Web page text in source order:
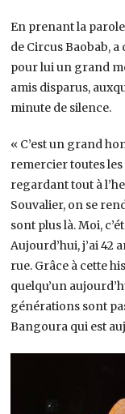
En prenant la
de Circus Baobab,
pour lui un grand
amis disparus,
minute de silence.
« C’est un grand
remercier toutes
regardant tout à
Souvalier, on se
sont plus là. Moi,
Aujourd’hui, j’ai 42
rue. Grâce à cette
quelqu’un
générations sont
Bangoura qui est